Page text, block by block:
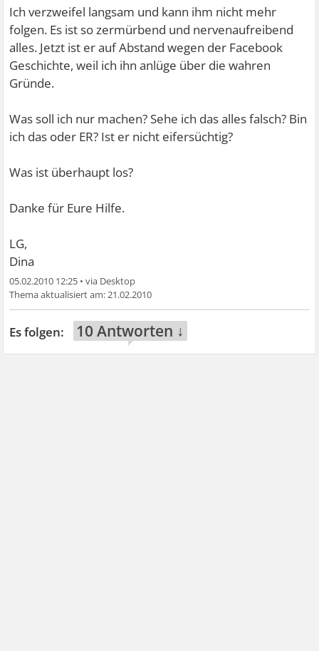
Ich verzweifel langsam und kann ihm nicht mehr
folgen. Es ist so zermürbend und nervenaufreibend
alles. Jetzt ist er auf Abstand wegen der Facebook
Geschichte, weil ich ihn anlüge über die wahren
Gründe.
Was soll ich nur machen? Sehe ich das alles falsch? Bin
ich das oder ER? Ist er nicht eifersüchtig?
Was ist überhaupt los?
Danke für Eure Hilfe.
LG,
Dina
05.02.2010 12:25 •
21.02.2010
10 Antworten ↓